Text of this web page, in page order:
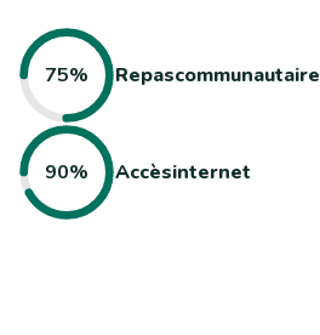
75% RepasCommunautaire
90% AccèsInternet